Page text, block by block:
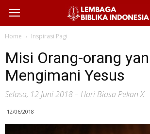
Home Inspirasi Pagi
Misi Orang-orang
Mengimani Yesus
Selasa, 12 Juni 2018 – Hari Biasa Pekan X
12/06/2018